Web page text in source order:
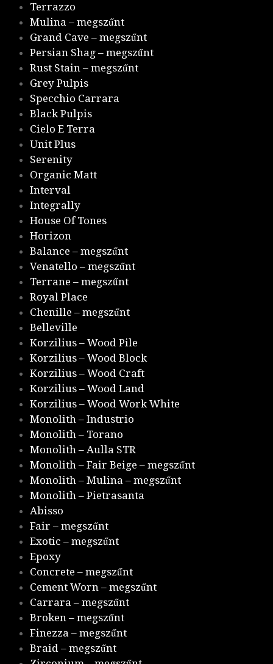
Terrazzo
Mulina – megszűnt
Grand Cave – megszűnt
Persian Shag – megszűnt
Rust Stain – megszűnt
Grey Pulpis
Specchio Carrara
Black Pulpis
Cielo E Terra
Unit Plus
Serenity
Organic Matt
Interval
Integrally
House Of Tones
Horizon
Balance – megszűnt
Venatello – megszűnt
Terrane – megszűnt
Royal Place
Chenille – megszűnt
Belleville
Korzilius – Wood Pile
Korzilius – Wood Block
Korzilius – Wood Craft
Korzilius – Wood Land
Korzilius – Wood Work White
Monolith – Industrio
Monolith – Torano
Monolith – Aulla STR
Monolith – Fair Beige – megszűnt
Monolith – Mulina – megszűnt
Monolith – Pietrasanta
Abisso
Fair – megszűnt
Exotic – megszűnt
Epoxy
Concrete – megszűnt
Cement Worn – megszűnt
Carrara – megszűnt
Broken – megszűnt
Finezza – megszűnt
Braid – megszűnt